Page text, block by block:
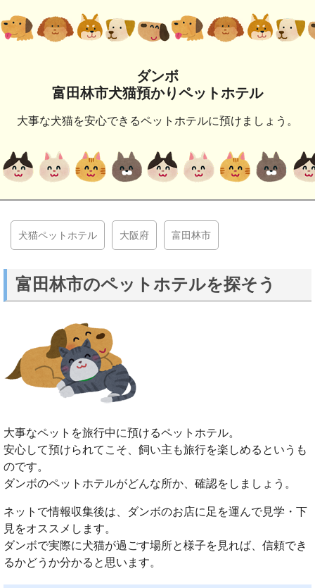
ダンボ
富田林市犬猫預かりペットホテル
大事な犬猫を安心できるペットホテルに預けましょう。
犬猫ペットホテル 大阪府 富田林市
富田林市のペットホテルを探そう
大事なペットを旅行中に預けるペットホテル。
安心して預けられてこそ、飼い主も旅行を楽しめるというも
のです。
ダンボのペットホテルがどんな所か、確認をしましょう。
ネットで情報収集後は、ダンボのお店に足を運んで見学・下
見をオススメします。
ダンボで実際に犬猫が過ごす場所と様子を見れば、信頼でき
るかどうか分かると思います。